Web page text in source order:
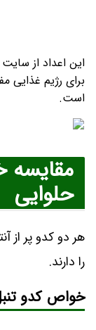
برای رژیم غذایی
است.
مقایسه
حلوایی
هر دو کدو پر از
را دارند.
خواص کدو